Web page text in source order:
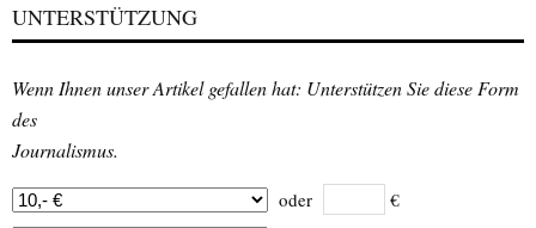
UNTERSTÜTZUNG
Wenn Ihnen unser Artikel gefallen hat: Unterstützen Sie diese Form
des
Journalismus.
oder €